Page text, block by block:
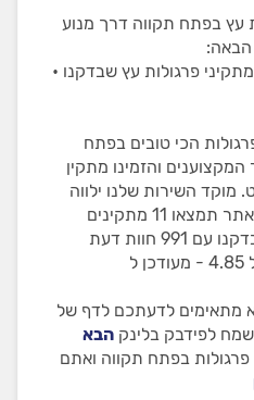
עץ בפתח תקווה דרך מנוע
הבאה:
פרגולות בפתח תקווה » 11 מתקיני פרגולות עץ שבדקנו •
הכי טובים בפתח
והזמינו מתקין
מוקד השירות שלנו ילווה
אתכם עד לסיום העבודה. באתר תמצאו 11 מתקינים
לתיקון והתקנת פרגולות שבדקנו עם 991 חוות דעת
מאומתות, בדירוג ממוצע של 4.85 - מעודכן ל
מתאימים לדעתכם לדף של
לפידבק בלינק הבא
בפתח תקווה ואתם